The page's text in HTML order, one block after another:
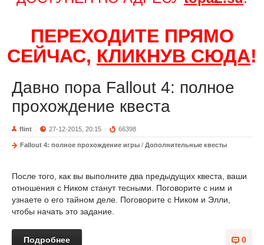
ПЕРЕХОДИТЕ ПРЯМО
СЕЙЧАС, КЛИКНУВ СЮДА!
Давно пора Fallout 4: полное
прохождение квеста
flint 27-12-2015, 20:15 66398
Fallout 4: полное прохождение игры / Дополнительные квесты
После того, как вы выполните два предыдущих квеста, ваши
отношения с Ником станут тесными. Поговорите с ним и
узнаете о его тайном деле. Поговорите с Ником и Элли,
чтобы начать это задание.
0
Подробнее